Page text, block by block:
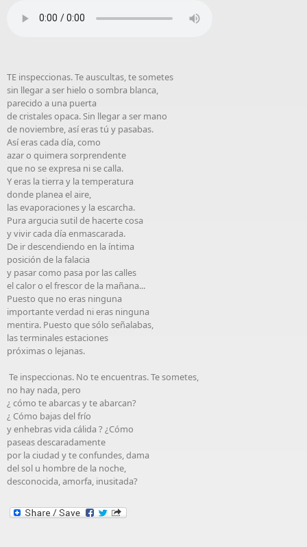
TE inspeccionas. Te auscultas, te sometes
sin llegar a ser hielo o sombra blanca,
parecido a una puerta
de cristales opaca. Sin llegar a ser mano
de noviembre, así eras tú y pasabas.
Así eras cada día, como
azar o quimera sorprendente
que no se expresa ni se calla.
Y eras la tierra y la temperatura
donde planea el aire,
las evaporaciones y la escarcha.
Pura argucia sutil de hacerte cosa
y vivir cada día enmascarada.
De ir descendiendo en la íntima
posición de la falacia
y pasar como pasa por las calles
el calor o el frescor de la mañana...
Puesto que no eras ninguna
importante verdad ni eras ninguna
mentira. Puesto que sólo señalabas,
las terminales estaciones
próximas o lejanas.
Te inspeccionas. No te encuentras. Te sometes,
no hay nada, pero
¿ cómo te abarcas y te abarcan?
¿ Cómo bajas del frío
y enhebras vida cálida ? ¿Cómo
paseas descaradamente
por la ciudad y te confundes, dama
del sol u hombre de la noche,
desconocida, amorfa, inusitada?